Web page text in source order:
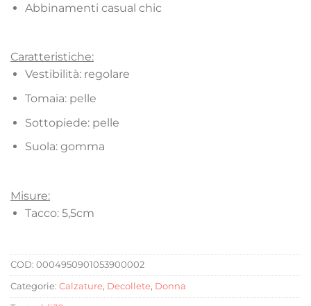
Abbinamenti casual chic
Caratteristiche:
Vestibilità: regolare
Tomaia: pelle
Sottopiede: pelle
Suola: gomma
Misure:
Tacco: 5,5cm
COD: 0004950901053900002
Categorie: Calzature, Decollete, Donna